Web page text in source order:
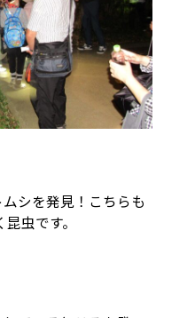
ムシを発見！こちらも
虫です。